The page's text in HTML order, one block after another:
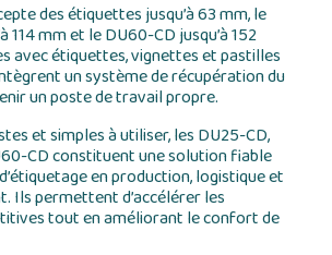
des étiquettes jusqu’à 63 mm, le
114 mm et le DU60-CD jusqu’à 152
avec étiquettes, vignettes et pastilles
un système de récupération du
un poste de travail propre.
et simples à utiliser, les DU25-CD,
CD constituent une solution fiable
en production, logistique et
Ils permettent d’accélérer les
tout en améliorant le confort de